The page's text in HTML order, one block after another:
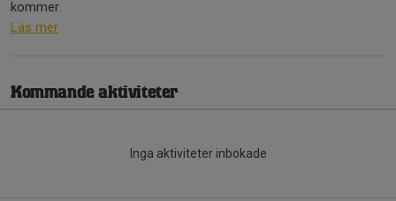
kommer.
Läs mer
Kommande aktiviteter
Inga aktiviteter inbokade